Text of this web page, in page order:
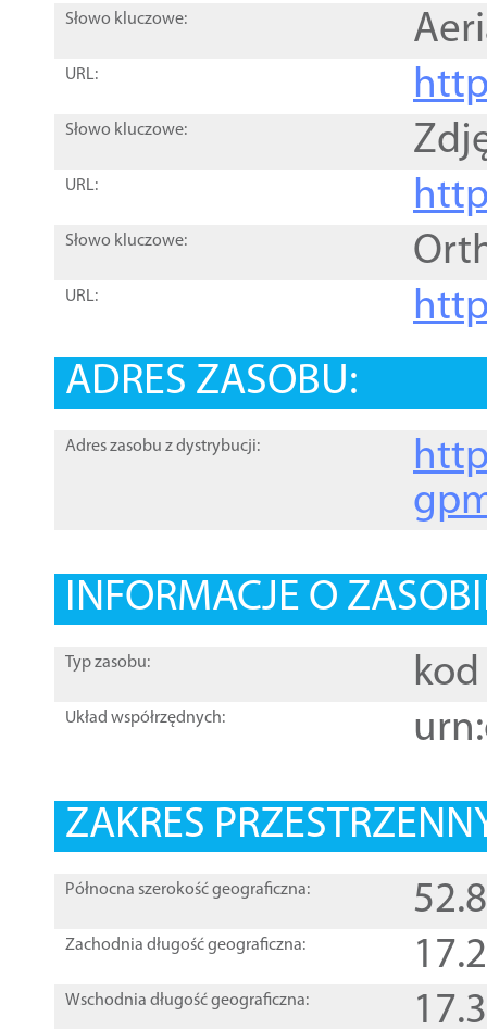
Słowo kluczowe:
URL:
Słowo kluczowe:
URL:
Słowo kluczowe:
URL:
ADRES ZASOBU:
Adres zasobu z dystrybucji:
INFORMACJE O
Typ zasobu: kod
Układ współrzędnych:
ZAKRES
Północna szerokość geograficzna:
Zachodnia długość geograficzna:
Wschodnia długość geograficzna: